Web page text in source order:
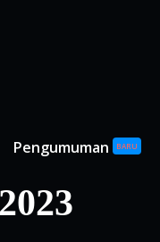
PROFIL SUBMENU
PROFIL SUBMENU
Pengumuman BARU